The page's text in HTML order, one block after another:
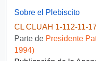
Sobre el Plebiscito
CL CLUAH 1-112-11-
Parte de Presidente
1994)